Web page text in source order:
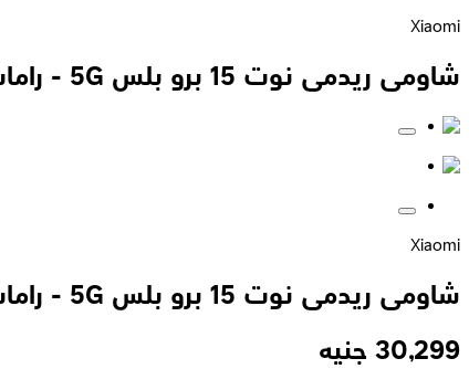
Xiaomi
شاومى ريدمى نوت 15 برو بلس 5G - رامات 12 جيجا - 512 جيجا بايت - أزرق
Xiaomi
شاومى ريدمى نوت 15 برو بلس 5G - رامات 12 جيجا - 512 جيجا بايت - أزرق
30,299 جنيه